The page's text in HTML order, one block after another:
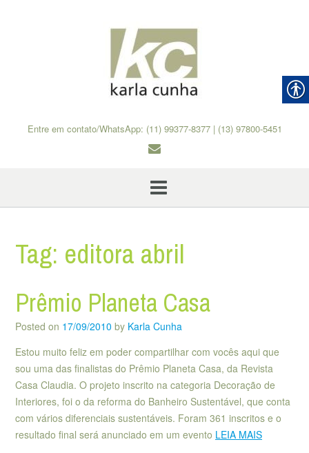
Entre em contato/WhatsApp: (11) 99377-8377 | (13) 97800-5451
Tag: editora abril
Prêmio Planeta Casa
Posted on 17/09/2010 by Karla Cunha
Estou muito feliz em poder compartilhar com vocês aqui que
sou uma das finalistas do Prêmio Planeta Casa, da Revista
Casa Claudia. O projeto inscrito na categoria Decoração de
Interiores, foi o da reforma do Banheiro Sustentável, que conta
com vários diferenciais sustentáveis. Foram 361 inscritos e o
resultado final será anunciado em um evento LEIA MAIS